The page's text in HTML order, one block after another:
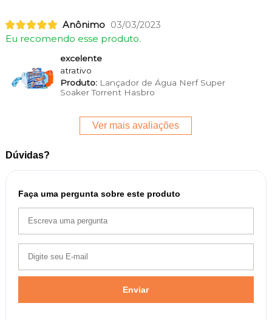
Anônimo 03/03/2023
Eu recomendo esse produto.
excelente
atrativo
Produto:Lançador de Água Nerf Super
Soaker Torrent Hasbro
Ver mais avaliações
Dúvidas?
Faça uma pergunta sobre este produto
Enviar